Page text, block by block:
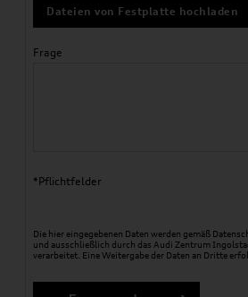
Dateien von Festplatte hochladen
Frage
*Pflichtfelder
Die hier eingegebenen Daten werden gemäß
und ausschließlich durch das Audi Zentrum
verarbeitet. Eine Weitergabe der Daten an Dritte